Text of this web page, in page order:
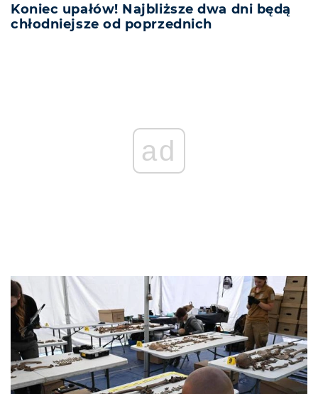
Koniec upałów! Najbliższe dwa dni będą
chłodniejsze od poprzednich
ad